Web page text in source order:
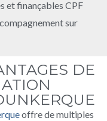
et finançables CPF
sur
DE
offre de multiples